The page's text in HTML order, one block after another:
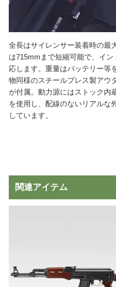
全長はサイレンサー装着時の最
は715mmまで短縮可能で、イ
応します。重量はバッテリー等
物同様のスチールプレス製アウ
が付属。動力源にはストック内
を使用し、配線のないリアルな
しています。
関連アイテム